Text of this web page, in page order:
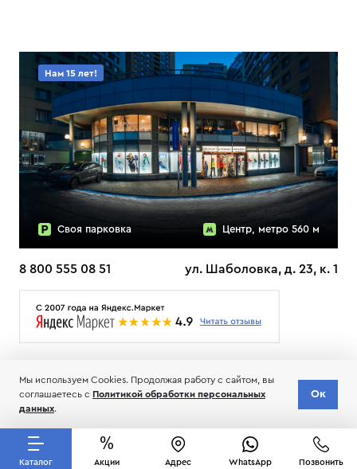
Нам 15 лет!
Своя парковка Центр, метро 560 м
8 800 555 08 51 ул. Шаболовка, д. 23, к. 1
© 2006-2026 Пределанет
Каталог Акции Адрес WhatsApp Позвонить
Мы используем Cookies. Продолжая работу с сайтом, вы
соглашаетесь с Политикой обработки персональных
данных.
Ок